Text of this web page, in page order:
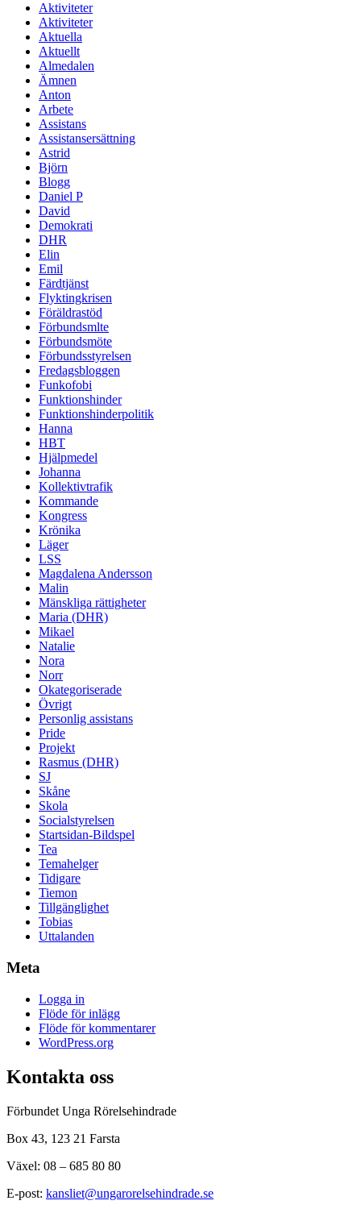
Aktiviteter
Aktiviteter
Aktuella
Aktuellt
Almedalen
Ämnen
Anton
Arbete
Assistans
Assistansersättning
Astrid
Björn
Blogg
Daniel P
David
Demokrati
DHR
Elin
Emil
Färdtjänst
Flyktingkrisen
Föräldrastöd
Förbundsmlte
Förbundsmöte
Förbundsstyrelsen
Fredagsbloggen
Funkofobi
Funktionshinder
Funktionshinderpolitik
Hanna
HBT
Hjälpmedel
Johanna
Kollektivtrafik
Kommande
Kongress
Krönika
Läger
LSS
Magdalena Andersson
Malin
Mänskliga rättigheter
Maria (DHR)
Mikael
Natalie
Nora
Norr
Okategoriserade
Övrigt
Personlig assistans
Pride
Projekt
Rasmus (DHR)
SJ
Skåne
Skola
Socialstyrelsen
Startsidan-Bildspel
Tea
Temahelger
Tidigare
Tiemon
Tillgänglighet
Tobias
Uttalanden
Meta
Logga in
Flöde för inlägg
Flöde för kommentarer
WordPress.org
Kontakta oss
Förbundet Unga Rörelsehindrade
Box 43, 123 21 Farsta
Växel: 08 – 685 80 80
E-post: kansliet@ungarorelsehindrade.se